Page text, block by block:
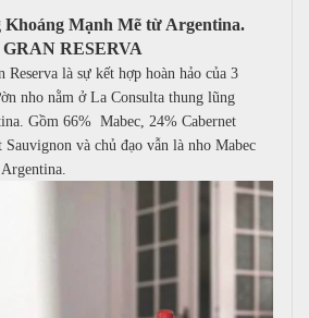
Khoáng Mạnh Mẽ từ Argentina.
RESERVA
là sự kết hợp hoàn hảo của 3
nho nằm ở La Consulta thung lũng
Gồm 66% Mabec, 24% Cabernet
Sauvignon và chủ đạo vẫn là nho Mabec